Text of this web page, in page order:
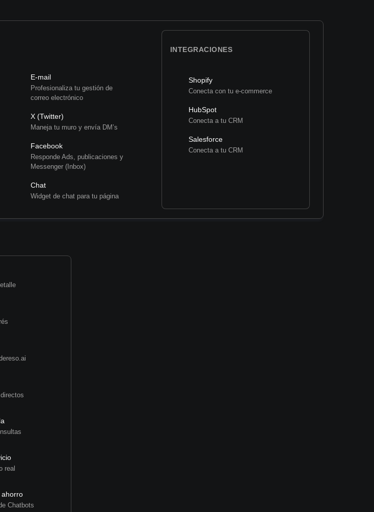
INTEGRACIONES
E-mail
Profesionaliza tu gestión de
correo electrónico
X (Twitter)
Maneja tu muro y envía DM’s
Facebook
Responde Ads, publicaciones y
Messenger (Inbox)
Chat
Widget de chat para tu página
Shopify
Conecta con tu e-commerce
HubSpot
Conecta a tu CRM
Salesforce
Conecta a tu CRM
real
ahorro
Chatbots